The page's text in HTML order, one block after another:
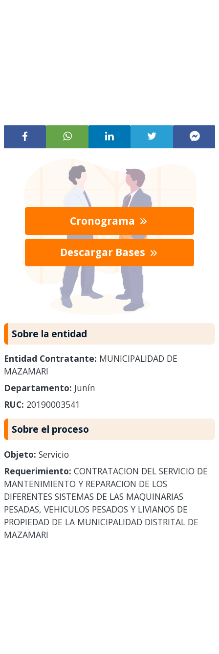
Cronograma
Descargar Bases
Sobre la entidad
Entidad Contratante: MUNICIPALIDAD DE
MAZAMARI
Departamento: Junín
RUC: 20190003541
Sobre el proceso
Objeto: Servicio
Requerimiento: CONTRATACION DEL SERVICIO DE
MANTENIMIENTO Y REPARACION DE LOS
DIFERENTES SISTEMAS DE LAS MAQUINARIAS
PESADAS, VEHICULOS PESADOS Y LIVIANOS DE
PROPIEDAD DE LA MUNICIPALIDAD DISTRITAL DE
MAZAMARI